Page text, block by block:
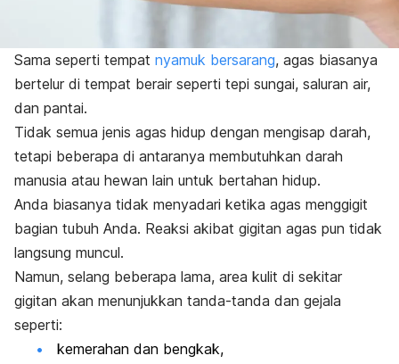
Sama seperti tempat nyamuk bersarang, agas biasanya
bertelur di tempat berair seperti tepi sungai, saluran air,
dan pantai.
Tidak semua jenis agas hidup dengan mengisap darah,
tetapi beberapa di antaranya membutuhkan darah
manusia atau hewan lain untuk bertahan hidup.
Anda biasanya tidak menyadari ketika agas menggigit
bagian tubuh Anda. Reaksi akibat gigitan agas pun tidak
langsung muncul.
Namun, selang beberapa lama, area kulit di sekitar
gigitan akan menunjukkan tanda-tanda dan gejala
seperti:
kemerahan dan bengkak,